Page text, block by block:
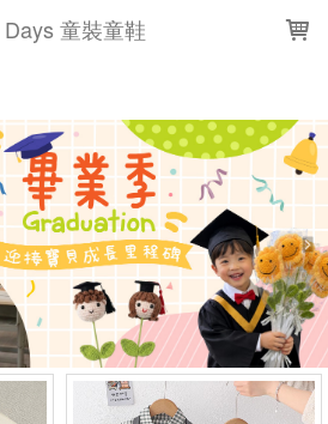
童裝童鞋
綠 粉
黑白
白 藏青
奶茶
80